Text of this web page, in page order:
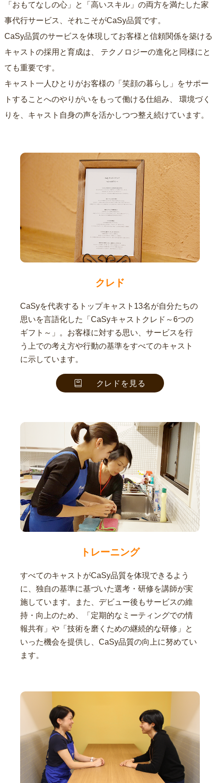
「おもてなしの心」と「高いスキル」の両方を満たした家
事代行サービス、それこそがCaSy品質です。
CaSy品質のサービスを体現してお客様と信頼関係を築ける
キャストの採用と育成は、
ても重要です。
キャスト一人ひとりがお客様の「笑顔の暮らし」をサポー
トすることへのやりがいをもって働ける仕組み、
りを、キャスト自身の声を活かしつつ整え続けています。
クレド
CaSyを代表するトップキャスト13名が自分たちの
思いを言語化した「CaSyキャストクレド～6つの
ギフト～」。お客様に対する思い、サービスを行
う上での考え方や行動の基準をすべてのキャスト
に示しています。
クレドを見る
トレーニング
すべてのキャストがCaSy品質を体現できるよう
に、独自の基準に基づいた選考・研修を講師が実
施しています。また、デビュー後もサービスの維
持・向上のため、「定期的なミーティングでの情
報共有」や「技術を磨くための継続的な研修」と
いった機会を提供し、CaSy品質の向上に努めてい
ます。